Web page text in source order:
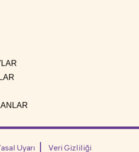
Uyarı Veri Gizliliği